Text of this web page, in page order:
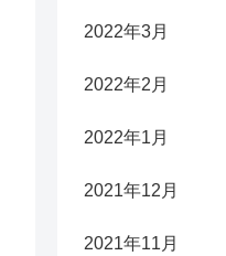
2022年3月
2022年2月
2022年1月
2021年12月
2021年11月